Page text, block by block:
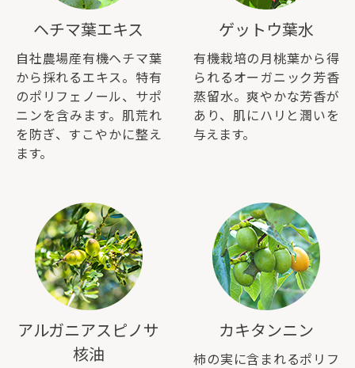
ヘチマ葉エキス
自社農場産有機ヘチマ葉
から採れるエキス。特有
のポリフェノール、サポ
ニンを含みます。肌荒れ
を防ぎ、すこやかに整え
ます。
ゲットウ葉水
有機栽培の月桃葉から得
られるオーガニック芳香
蒸留水。爽やかな芳香が
あり、肌にハリと潤いを
与えます。
アルガニアスピノサ
核油
カキタンニン
柿の実に含まれるポリフ